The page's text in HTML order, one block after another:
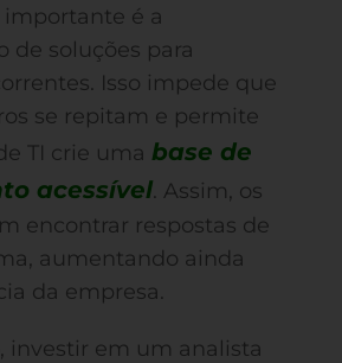
é a
de soluções para
Isso impede que
se repitam e permite
TI crie uma base de
acessível. Assim, os
encontrar respostas de
aumentando ainda
da empresa.
investir em um analista